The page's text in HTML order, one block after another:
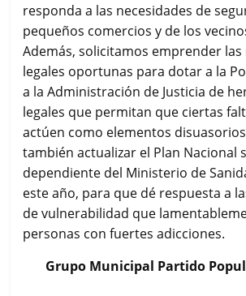
responda a las necesidades de
pequeños comercios y de los
Además, solicitamos emprender
legales oportunas para dotar a la
a la Administración de Justicia de
legales que permitan que ciertas
actúen como elementos
también actualizar el Plan Nacional
dependiente del Ministerio de
este año, para que dé respuesta a
de vulnerabilidad que
personas con fuertes adicciones.
Grupo Municipal Partido